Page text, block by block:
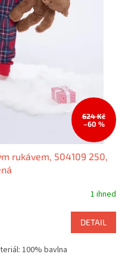
624 Kč
–60 %
rukávem, 504109 250,
1 ihned
DETAIL
100% bavlna